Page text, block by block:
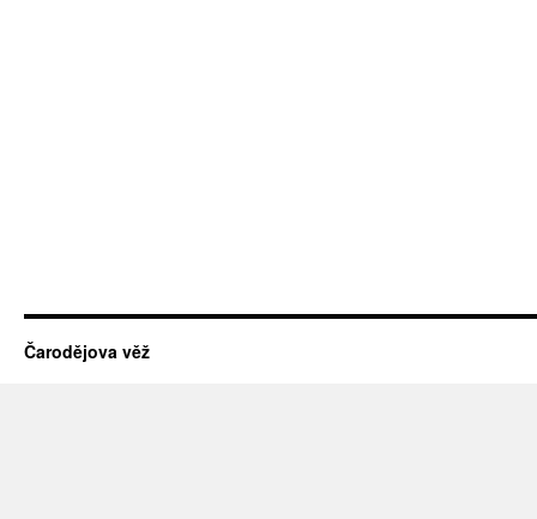
Čarodějova věž